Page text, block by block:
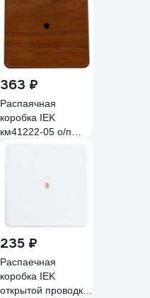
363 ₽
Распаячная
коробка IEK
км41222-05 о/п
235 ₽
Распаечная
коробка IEK
открытой проводки,